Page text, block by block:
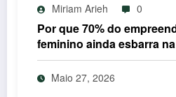
Miriam Arieh 0
Por que 70% do
feminino ainda esbarra
IEFP em 2026
Maio 27, 2026